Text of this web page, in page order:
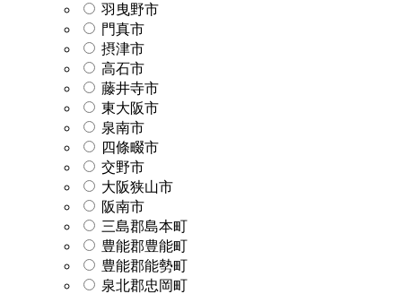
羽曳野市
門真市
摂津市
高石市
藤井寺市
東大阪市
泉南市
四條畷市
交野市
大阪狭山市
阪南市
三島郡島本町
豊能郡豊能町
豊能郡能勢町
泉北郡忠岡町